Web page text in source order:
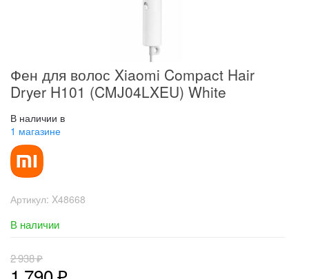
Фен для волос Xiaomi Compact Hair
Dryer H101 (CMJ04LXEU) White
В наличии в
1 магазине
Артикул: X48668
В наличии
2 938₽